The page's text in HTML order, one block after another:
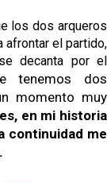
los dos arqueros
afrontar el partido,
decanta por el
tenemos dos
momento muy
en mi historia
continuidad me